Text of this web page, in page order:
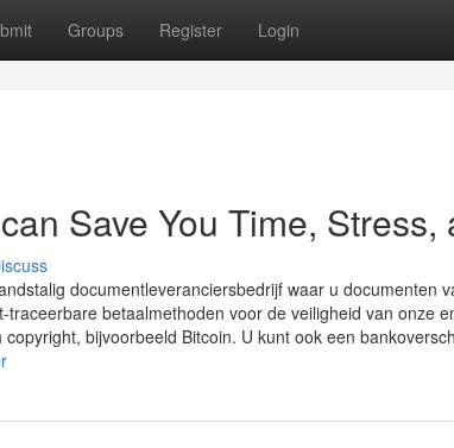
Groups Register Login
Save You Time, Stress,
documentleveranciersbedrijf waar u documenten
betaalmethoden voor de veiligheid van onze
bijvoorbeeld Bitcoin. U kunt ook een